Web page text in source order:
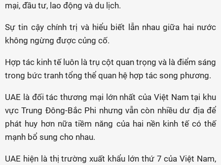
mại, đầu tư, lao động và du lịch.
Sự tin cậy chính trị và hiểu biết lẫn nhau giữa hai nước
không ngừng được củng cố.
Hợp tác kinh tế luôn là trụ cột quan trọng và là điểm sáng
trong bức tranh tổng thể quan hệ hợp tác song phương.
UAE là đối tác thương mại lớn nhất của Việt Nam tại khu
vực Trung Đông-Bắc Phi nhưng vẫn còn nhiều dư địa để
phát huy hơn nữa tiềm năng của hai nền kinh tế có thế
mạnh bổ sung cho nhau.
UAE hiện là thị trường xuất khẩu lớn thứ 7 của Việt Nam,